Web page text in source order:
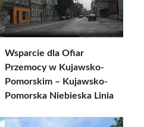
Wsparcie dla Ofiar
Przemocy w Kujawsko-
Pomorskim – Kujawsko-
Pomorska Niebieska Linia